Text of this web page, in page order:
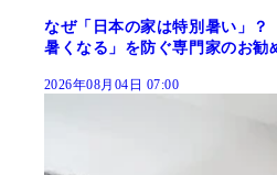
なぜ「日本の家は特別暑い」
暑くなる」を防ぐ専門家のお勧
2026年08月04日 07:00